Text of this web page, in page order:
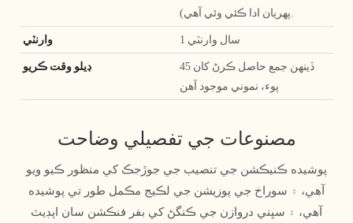
1 سال وارنٽي
45 ڏينهن جمع حاصل ڪرڻ کان
پوء، نموني موجود آهن
مصنوعات جي تفصيلي وضاحت
پوشيده ڪنيڪشن جي تنصيب جي جوڙجڪ کي منظور ڪيو ويو
آهي، ۽ سوراخ جي پوزيشن جي لڪيج مڪمل طور تي پوشيده
آهي، ۽ سڀني دروازن جي ڪنگڻ کي بفر فنڪشن سان اپڊيٽ